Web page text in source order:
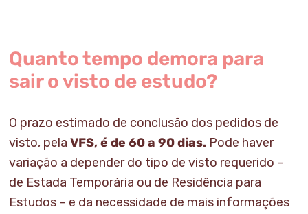
Quanto tempo demora para
sair o visto de estudo?
O prazo estimado de conclusão dos pedidos de
visto, pela VFS, é de 60 a 90 dias. Pode haver
variação a depender do tipo de visto requerido –
de Estada Temporária ou de Residência para
Estudos – e da necessidade de mais informações